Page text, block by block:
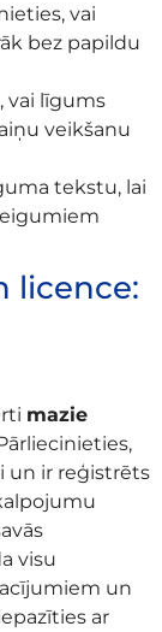
vai
bez papildu
vai līgums
veikšanu
tekstu, lai
licence:
mazie
un ir reģistrēts
visu
un
ar